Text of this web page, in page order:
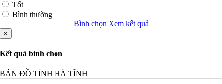
Tốt
Bình thường
Bình chọn Xem kết quả
×
Kết quả bình chọn
BẢN ĐỒ TỈNH HÀ TĨNH